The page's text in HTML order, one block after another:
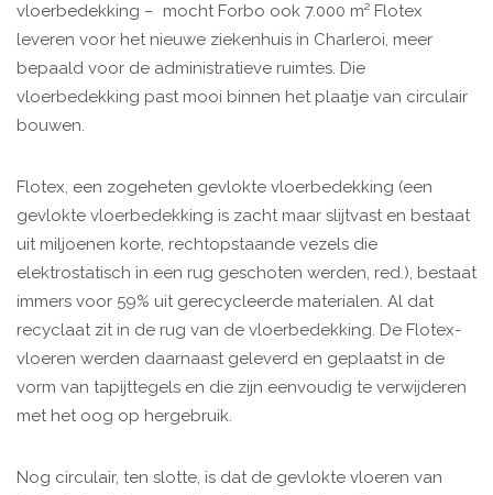
vloerbedekking – mocht Forbo ook 7.000 m² Flotex
leveren voor het nieuwe ziekenhuis in Charleroi, meer
bepaald voor de administratieve ruimtes. Die
vloerbedekking past mooi binnen het plaatje van circulair
bouwen.
Flotex, een zogeheten gevlokte vloerbedekking (een
gevlokte vloerbedekking is zacht maar slijtvast en bestaat
uit miljoenen korte, rechtopstaande vezels die
elektrostatisch in een rug geschoten werden, red.), bestaat
immers voor 59% uit gerecycleerde materialen. Al dat
recyclaat zit in de rug van de vloerbedekking. De Flotex-
vloeren werden daarnaast geleverd en geplaatst in de
vorm van tapijttegels en die zijn eenvoudig te verwijderen
met het oog op hergebruik.
Nog circulair, ten slotte, is dat de gevlokte vloeren van